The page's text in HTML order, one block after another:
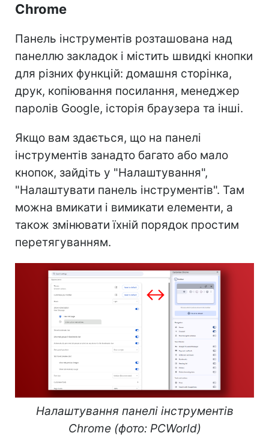
Chrome
Панель інструментів розташована над
панеллю закладок і містить швидкі кнопки
для різних функцій: домашня сторінка,
друк, копіювання посилання, менеджер
паролів Google, історія браузера та інші.
Якщо вам здається, що на панелі
інструментів занадто багато або мало
кнопок, зайдіть у "Налаштування",
"Налаштувати панель інструментів". Там
можна вмикати і вимикати елементи, а
також змінювати їхній порядок простим
перетягуванням.
Налаштування панелі інструментів
Chrome (фото: PCWorld)